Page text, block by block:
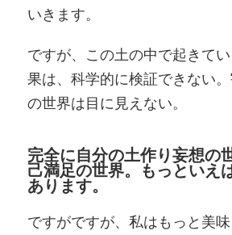
いきます。
ですが、この土の中で起きて
果は、科学的に検証できない
の世界は目に見えない。
完全に自分の土作り妄想の
己満足の世界。もっといえ
あります。
ですがですが、私はもっと美